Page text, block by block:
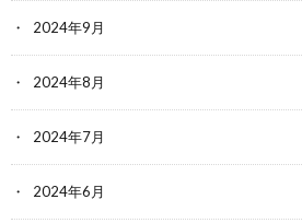
2024年9月
2024年8月
2024年7月
2024年6月